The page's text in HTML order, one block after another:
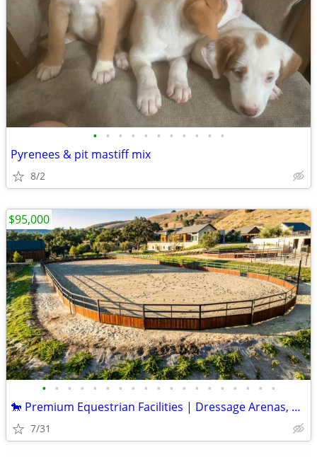
• • • • • • • • • • •
Pyrenees & pit mastiff mix
8/2
• • • • • • • • • • • • • • • • • • •
🐎 Premium Equestrian Facilities | Dressage Arenas, Mare Motels & Horse Stalls
7/31
$95,000